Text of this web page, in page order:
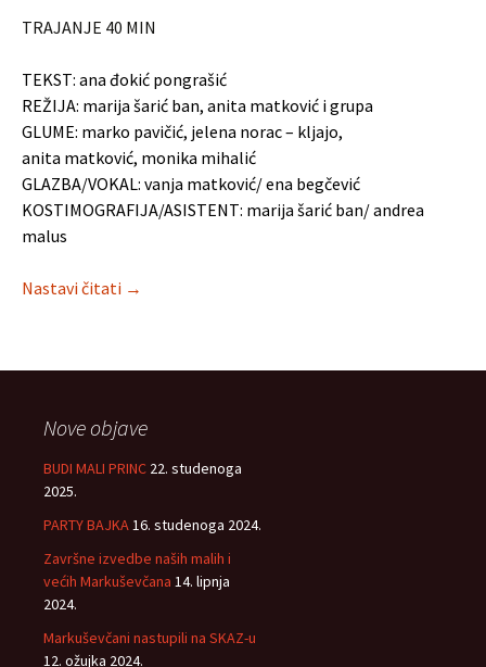
TRAJANJE 40 MIN
TEKST: ana đokić pongrašić
REŽIJA: marija šarić ban, anita matković i grupa
GLUME: marko pavičić, jelena norac – kljajo,
anita matković, monika mihalić
GLAZBA/VOKAL: vanja matković/ ena begčević
KOSTIMOGRAFIJA/ASISTENT: marija šarić ban/ andrea
malus
Nastavi čitati Ja, zvekan
→
Nove objave
BUDI MALI PRINC 22. studenoga
2025.
PARTY BAJKA16. studenoga 2024.
Završne izvedbe naših malih i
većih Markuševčana 14. lipnja
2024.
Markuševčani nastupili na SKAZ-u
12. ožujka 2024.